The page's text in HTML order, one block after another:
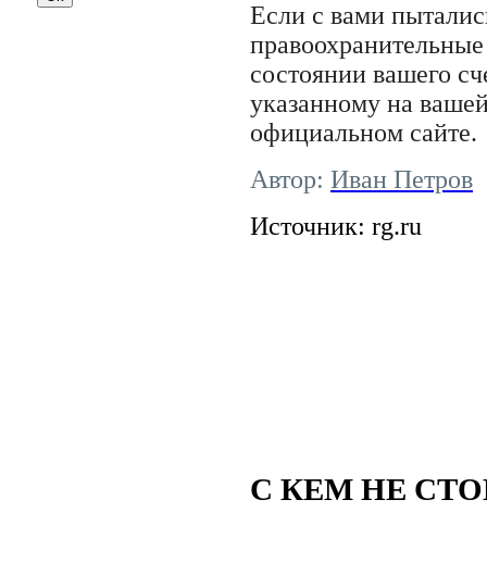
Если с вами
состоянии вашего
указанному на
официальном сайте.
Автор: Иван Петров
Источник: rg.ru
С КЕМ НЕ